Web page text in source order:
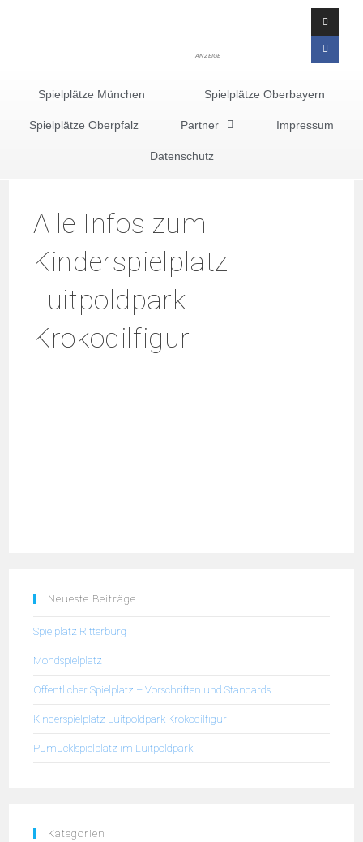
ANZEIGE
Spielplätze München Spielplätze Oberbayern
Spielplätze Oberpfalz Partner Impressum
Datenschutz
Alle Infos zum
Kinderspielplatz
Luitpoldpark
Krokodilfigur
Neueste Beiträge
Spielplatz Ritterburg
Mondspielplatz
Öffentlicher Spielplatz – Vorschriften und Standards
Kinderspielplatz Luitpoldpark Krokodilfigur
Pumucklspielplatz im Luitpoldpark
Kategorien